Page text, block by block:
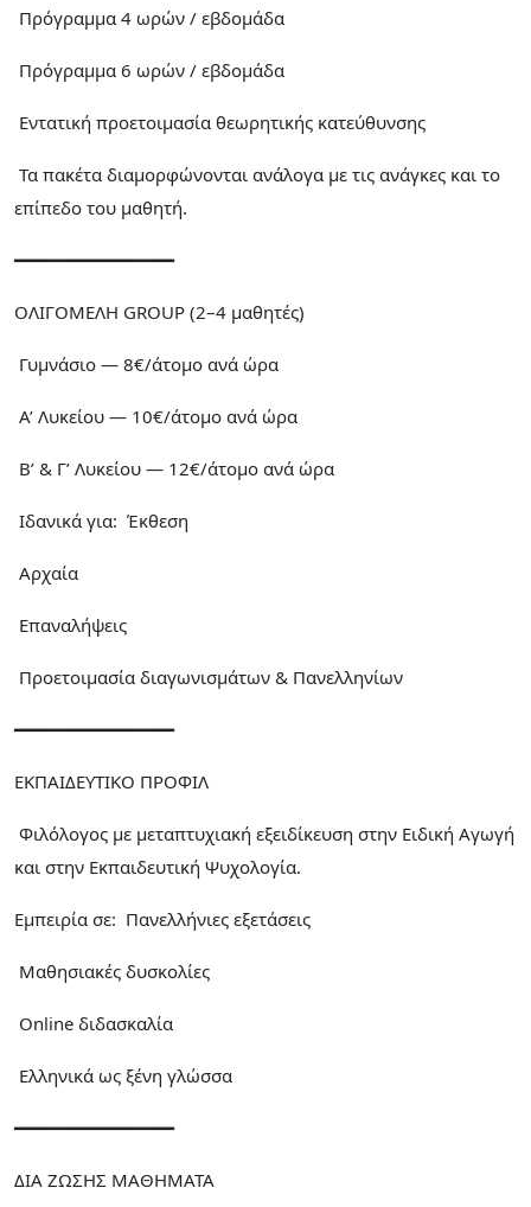
Πρόγραμμα 4 ωρών / εβδομάδα
Πρόγραμμα 6 ωρών / εβδομάδα
Εντατική προετοιμασία θεωρητικής κατεύθυνσης
Τα πακέτα διαμορφώνονται ανάλογα με τις ανάγκες και το
επίπεδο του μαθητή.
━━━━━━━━━━━━━━━
ΟΛΙΓΟΜΕΛΗ GROUP (2–4 μαθητές)
Γυμνάσιο — 8€/άτομο ανά ώρα
Α’ Λυκείου — 10€/άτομο ανά ώρα
Β’ & Γ’ Λυκείου — 12€/άτομο ανά ώρα
Ιδανικά για: Έκθεση
Αρχαία
Επαναλήψεις
Προετοιμασία διαγωνισμάτων & Πανελληνίων
━━━━━━━━━━━━━━━
ΕΚΠΑΙΔΕΥΤΙΚΟ ΠΡΟΦΙΛ
Φιλόλογος με μεταπτυχιακή εξειδίκευση στην Ειδική Αγωγή
και στην Εκπαιδευτική Ψυχολογία.
Εμπειρία σε: Πανελλήνιες εξετάσεις
Μαθησιακές δυσκολίες
Online διδασκαλία
Ελληνικά ως ξένη γλώσσα
━━━━━━━━━━━━━━━
ΔΙΑ ΖΩΣΗΣ ΜΑΘΗΜΑΤΑ